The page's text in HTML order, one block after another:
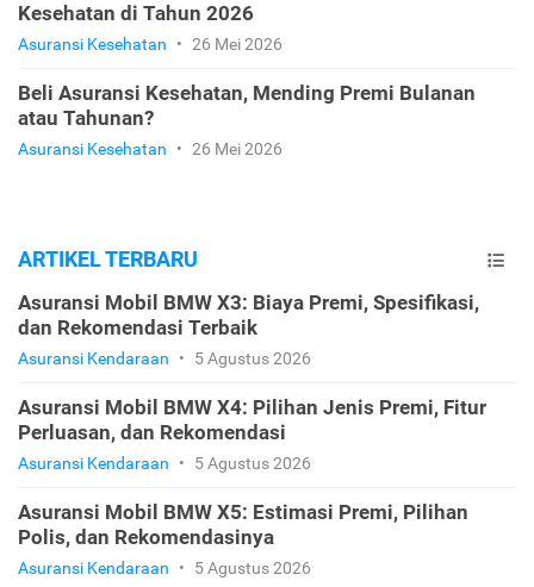
Kesehatan di Tahun 2026
Asuransi Kesehatan • 26 Mei 2026
Beli Asuransi Kesehatan, Mending Premi Bulanan
atau Tahunan?
Asuransi Kesehatan • 26 Mei 2026
ARTIKEL TERBARU
Asuransi Mobil BMW X3: Biaya Premi, Spesifikasi,
dan Rekomendasi Terbaik
Asuransi Kendaraan • 5 Agustus 2026
Asuransi Mobil BMW X4: Pilihan Jenis Premi, Fitur
Perluasan, dan Rekomendasi
Asuransi Kendaraan • 5 Agustus 2026
Asuransi Mobil BMW X5: Estimasi Premi, Pilihan
Polis, dan Rekomendasinya
Asuransi Kendaraan • 5 Agustus 2026